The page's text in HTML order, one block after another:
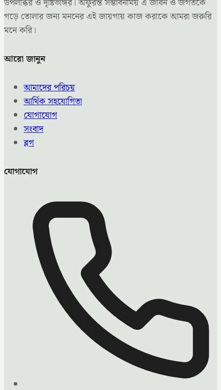
গড়ে তোলার জন্য মননের এই জায়গায় কাজ করাকে আমরা জরুরি
মনে করি।
আরো জানুন
আমাদের পরিচয়
আর্থিক সহযোগিতা
যোগাযোগ
সংবাদ
ব্লগ
যোগাযোগ